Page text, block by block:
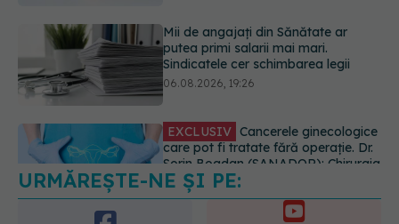
EXCLUSIV Cancerele ginecologice
care pot fi tratate fără operație. Dr.
Sorin Bogdan (SANADOR): Chirurgia
este indicată doar punctual, pentru
anumite categorii de paciente
EXCLUSIV Brahiterapie vs
radioterapie externă în cancerul
ginecologic. Dr. Sorin Bogdan
(SANADOR) explică diferența și
cum acționează tratamentul
URMĂREȘTE-NE ȘI PE:
URMĂRITORI 6560
ABONAȚI